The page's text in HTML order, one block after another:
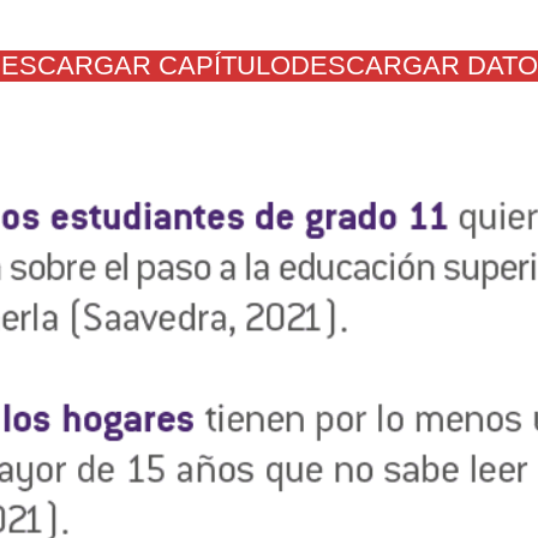
CAPÍTULODESCARGAR